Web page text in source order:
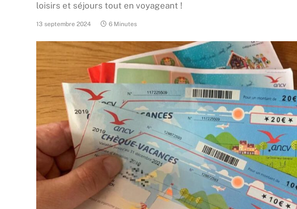
loisirs et séjours tout en voyageant !
13 septembre 2024 6 Minutes